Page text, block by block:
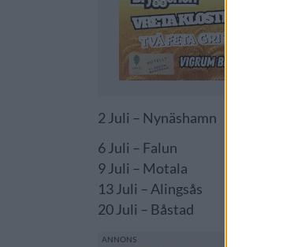
2 Juli – Nynäshamn
6 Juli – Falun
9 Juli – Motala
13 Juli – Alingsås
20 Juli – Båstad